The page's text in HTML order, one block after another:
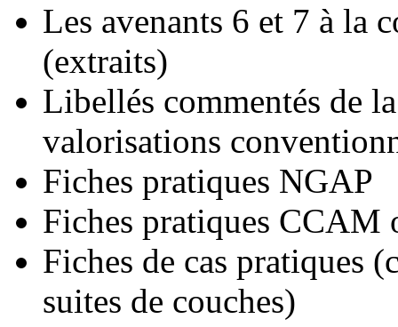
Les avenants 6 et 7 à la
(extraits)
Libellés commentés de
valorisations
Fiches pratiques NGAP
Fiches pratiques CCAM
Fiches de cas pratiques
suites de couches)